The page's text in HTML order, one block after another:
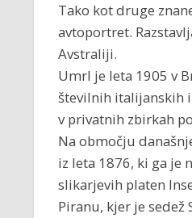
Tako kot druge
avtoportret.
Avstraliji.
Umrl je leta 1905 v
številnih italijanskih
v privatnih zbirkah
Na območju
iz leta 1876, ki ga je
slikarjevih platen
Piranu, kjer je